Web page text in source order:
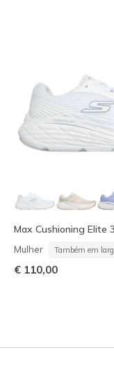
Max Cushioning Elite
Mulher Também em
€ 110,00